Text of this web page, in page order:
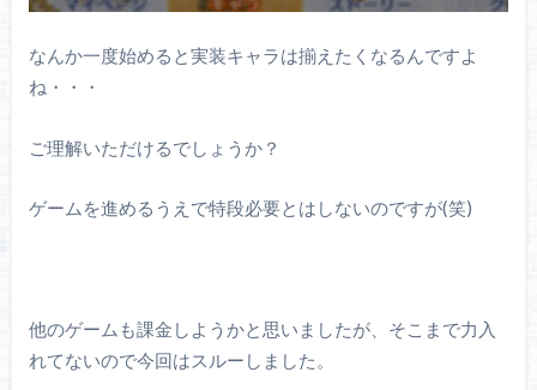
なんか一度始めると実装キャラは揃えたくなるんですよ
ね・・・
ご理解いただけるでしょうか？
ゲームを進めるうえで特段必要とはしないのですが(笑)
他のゲームも課金しようかと思いましたが、そこまで力入
れてないので今回はスルーしました。